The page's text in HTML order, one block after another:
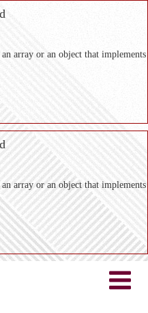
array or an object that implements
array or an object that implements